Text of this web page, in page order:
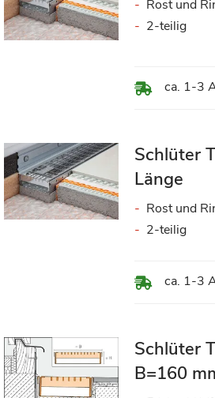
ca. 1-3
Rost und
2-teilig
Schlüter
Länge
ca. 1-3
Rost und
2-teilig
Schlüter
B=160